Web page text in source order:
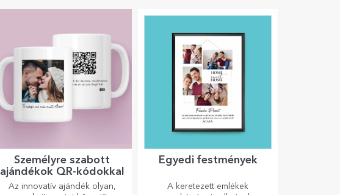
Személyre szabott
ajándékok QR-kódokkal
Az innovatív ajándék olyan,
Egyedi festmények
A keretezett emlékek